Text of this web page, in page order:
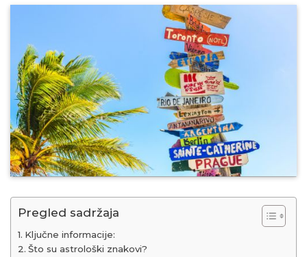
Pregled sadržaja
Ključne informacije:
Što su astrološki znakovi?